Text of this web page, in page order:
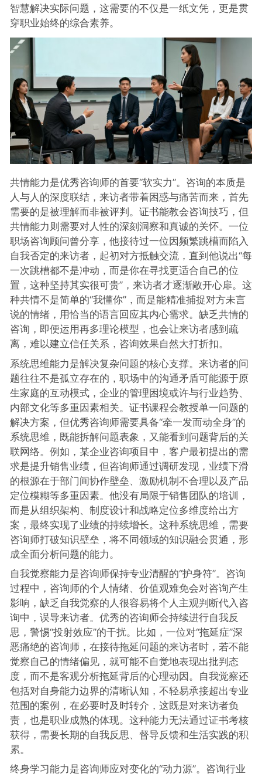
智慧解决实际问题，这需要的不仅是一纸文凭，更是贯
穿职业始终的综合素养。
共情能力是优秀咨询师的首要“软实力”。咨询的本质是
人与人的深度联结，来访者带着困惑与痛苦而来，首先
需要的是被理解而非被评判。证书能教会咨询技巧，但
共情能力则需要对人性的深刻洞察和真诚的关怀。一位
职场咨询顾问曾分享，他接待过一位因频繁跳槽而陷入
自我否定的来访者，起初对方抵触交流，直到他说出“每
一次跳槽都不是冲动，而是你在寻找更适合自己的位
置，这种坚持其实很可贵”，来访者才逐渐敞开心扉。这
种共情不是简单的“我懂你”，而是能精准捕捉对方未言
说的情绪，用恰当的语言回应其内心需求。缺乏共情的
咨询，即便运用再多理论模型，也会让来访者感到疏
离，难以建立信任关系，咨询效果自然大打折扣。
系统思维能力是解决复杂问题的核心支撑。来访者的问
题往往不是孤立存在的，职场中的沟通矛盾可能源于原
生家庭的互动模式，企业的管理困境或许与行业趋势、
内部文化等多重因素相关。证书课程会教授单一问题的
解决方案，但优秀咨询师需要具备“牵一发而动全身”的
系统思维，既能拆解问题表象，又能看到问题背后的关
联网络。例如，某企业咨询项目中，客户最初提出的需
求是提升销售业绩，但咨询师通过调研发现，业绩下滑
的根源在于部门间协作壁垒、激励机制不合理以及产品
定位模糊等多重因素。他没有局限于销售团队的培训，
而是从组织架构、制度设计和战略定位多维度给出方
案，最终实现了业绩的持续增长。这种系统思维，需要
咨询师打破知识壁垒，将不同领域的知识融会贯通，形
成全面分析问题的能力。
自我觉察能力是咨询师保持专业清醒的“护身符”。咨询
过程中，咨询师的个人情绪、价值观难免会对咨询产生
影响，缺乏自我觉察的人很容易将个人主观判断代入咨
询中，误导来访者。优秀的咨询师会持续进行自我反
思，警惕“投射效应”的干扰。比如，一位对“拖延症”深
恶痛绝的咨询师，在接待拖延问题的来访者时，若不能
觉察自己的情绪偏见，就可能不自觉地表现出批判态
度，而不是客观分析拖延背后的心理动因。自我觉察还
包括对自身能力边界的清晰认知，不轻易承接超出专业
范围的案例，在必要时及时转介，这既是对来访者负
责，也是职业成熟的体现。这种能力无法通过证书考核
获得，需要长期的自我反思、督导反馈和生活实践的积
累。
终身学习能力是咨询师应对变化的“动力源”。咨询行业